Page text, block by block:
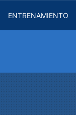
ENTRENAMIENTO